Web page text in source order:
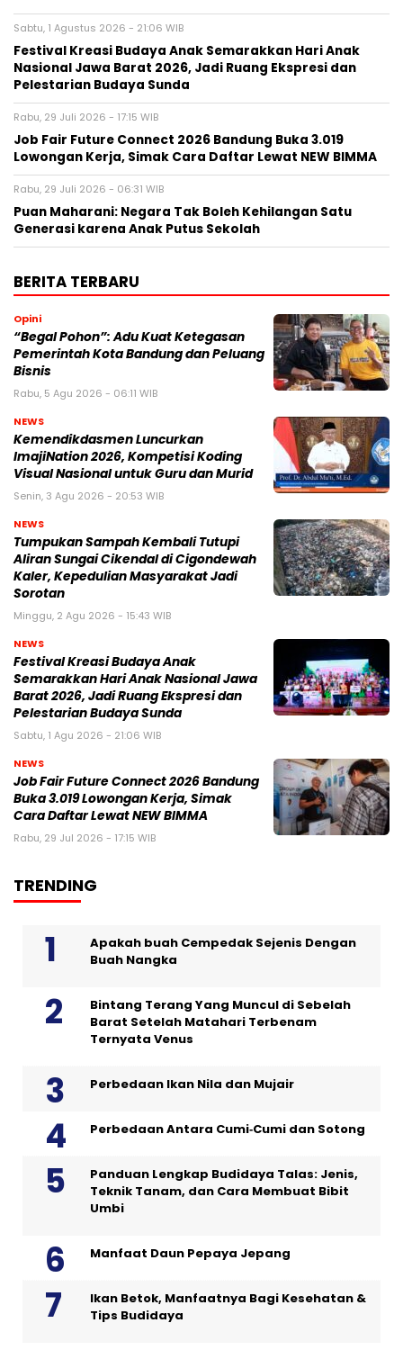
Sabtu, 1 Agustus 2026 - 21:06 WIB
Festival Kreasi Budaya Anak Semarakkan Hari Anak
Nasional Jawa Barat 2026, Jadi Ruang Ekspresi dan
Pelestarian Budaya Sunda
Rabu, 29 Juli 2026 - 17:15 WIB
Job Fair Future Connect 2026 Bandung Buka 3.019
Lowongan Kerja, Simak Cara Daftar Lewat NEW BIMMA
Rabu, 29 Juli 2026 - 06:31 WIB
Puan Maharani: Negara Tak Boleh Kehilangan Satu
Generasi karena Anak Putus Sekolah
BERITA TERBARU
Opini
“Begal Pohon”: Adu Kuat Ketegasan
Pemerintah Kota Bandung dan Peluang
Bisnis
Rabu, 5 Agu 2026 - 06:11 WIB
NEWS
Kemendikdasmen Luncurkan
ImajiNation 2026, Kompetisi Koding
Visual Nasional untuk Guru dan Murid
Senin, 3 Agu 2026 - 20:53 WIB
NEWS
Tumpukan Sampah Kembali Tutupi
Aliran Sungai Cikendal di Cigondewah
Kaler, Kepedulian Masyarakat Jadi
Sorotan
Minggu, 2 Agu 2026 - 15:43 WIB
NEWS
Festival Kreasi Budaya Anak
Semarakkan Hari Anak Nasional Jawa
Barat 2026, Jadi Ruang Ekspresi dan
Pelestarian Budaya Sunda
Sabtu, 1 Agu 2026 - 21:06 WIB
NEWS
Job Fair Future Connect 2026 Bandung
Buka 3.019 Lowongan Kerja, Simak
Cara Daftar Lewat NEW BIMMA
Rabu, 29 Jul 2026 - 17:15 WIB
TRENDING
Apakah buah Cempedak Sejenis Dengan
Buah Nangka
Bintang Terang Yang Muncul di Sebelah
Barat Setelah Matahari Terbenam
Ternyata Venus
Perbedaan Ikan Nila dan Mujair
Perbedaan Antara Cumi‑Cumi dan Sotong
Panduan Lengkap Budidaya Talas: Jenis,
Teknik Tanam, dan Cara Membuat Bibit
Umbi
Manfaat Daun Pepaya Jepang
Ikan Betok, Manfaatnya Bagi Kesehatan &
Tips Budidaya